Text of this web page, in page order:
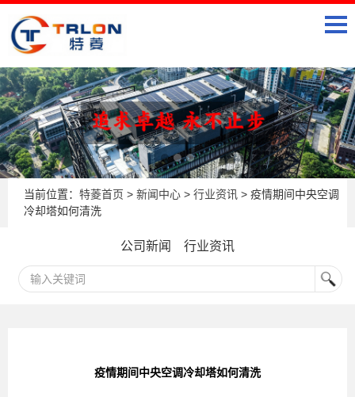
当前位置： 特菱首页 > 新闻中心 > 行业资讯 > 疫情期间中央空调
冷却塔如何清洗
公司新闻 行业资讯
疫情期间中央空调冷却塔如何清洗